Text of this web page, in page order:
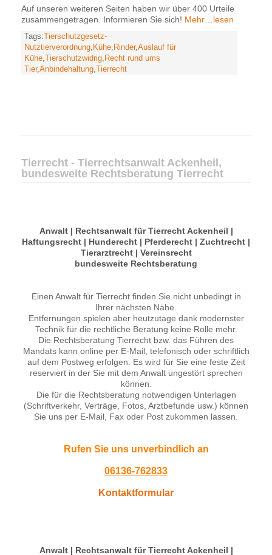
Auf unseren weiteren Seiten haben wir über 400 Urteile
zusammengetragen. Informieren Sie sich! Mehr…lesen
Tags:Tierschutzgesetz-
Nutztierverordnung Kühe Rinder, Auslauf für
Kühe Tierschutzwidrig Recht rund ums
Tier, Anbindehaltung Tierrecht
Tierrecht - Tierrechtsanwalt Ackenheil,
bundesweite Rechtsberatung Tierrecht
Anwalt | Rechtsanwalt für Tierrecht Ackenheil |
Haftungsrecht | Hunderecht | Pferderecht | Zuchtrecht |
Tierarztrecht | Vereinsrecht
bundesweite Rechtsberatung
Einen Anwalt für Tierrecht finden Sie nicht unbedingt in
Ihrer nächsten Nähe.
Entfernungen spielen aber heutzutage dank modernster
Technik für die rechtliche Beratung keine Rolle mehr.
Die Rechtsberatung Tierrecht bzw. das Führen des
Mandats kann online per E-Mail, telefonisch oder schriftlich
auf dem Postweg erfolgen. Es wird für Sie eine feste Zeit
reserviert in der Sie mit dem Anwalt ungestört sprechen
können.
Die für die Rechtsberatung notwendigen Unterlagen
(Schriftverkehr, Verträge, Fotos, Arztbefunde usw.) können
Sie uns per E-Mail, Fax oder Post zukommen lassen.
Rufen Sie uns unverbindlich an
06136-762833
Kontaktformular
Anwalt | Rechtsanwalt für Tierrecht Ackenheil |